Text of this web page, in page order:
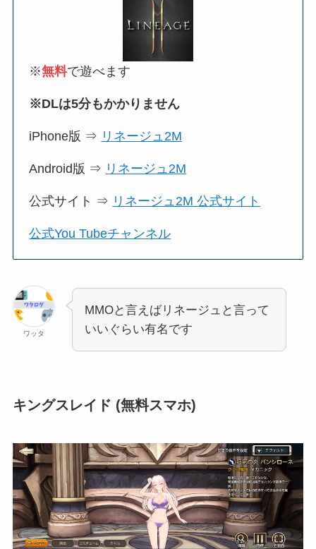
※無料で遊べます
※DLは5分もかかりません
iPhone版 ⇒ リネージュ2M
Android版 ⇒ リネージュ2M
公式サイト ⇒ リネージュ2M 公式サイト
公式You Tubeチャンネル
ワッタ
MMOと言えばリネージュと言って
いいぐらい有名です
キングスレイド (無料スマホ)